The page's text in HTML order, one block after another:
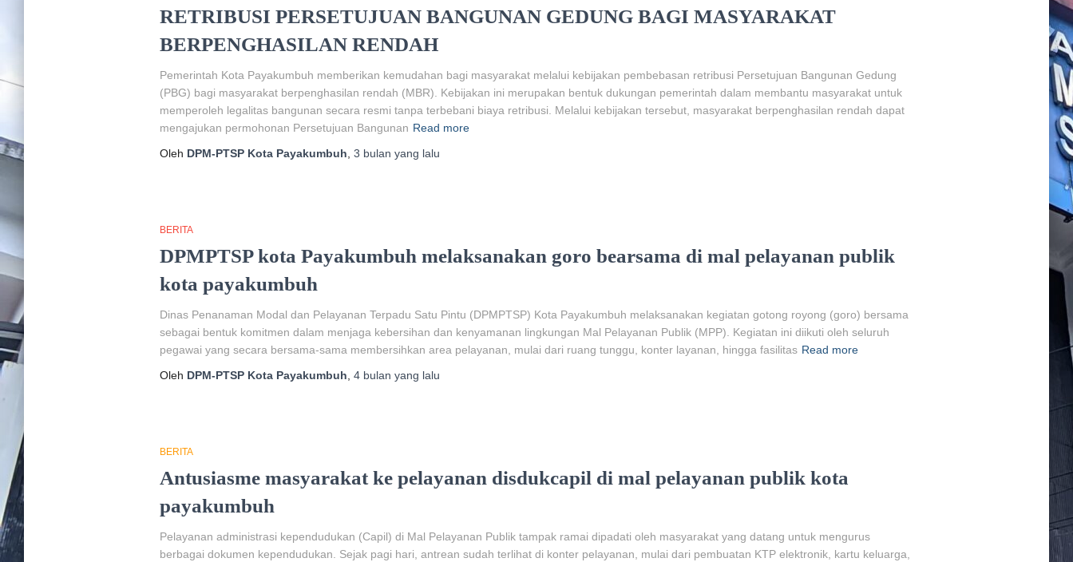
RETRIBUSI PERSETUJUAN BANGUNAN GEDUNG BAGI MASYARAKAT
BERPENGHASILAN RENDAH
Pemerintah Kota Payakumbuh memberikan kemudahan bagi masyarakat melalui kebijakan pembebasan retribusi Persetujuan Bangunan Gedung
(PBG) bagi masyarakat berpenghasilan rendah (MBR). Kebijakan ini merupakan bentuk dukungan pemerintah dalam membantu masyarakat untuk
memperoleh legalitas bangunan secara resmi tanpa terbebani biaya retribusi. Melalui kebijakan tersebut, masyarakat berpenghasilan rendah dapat
mengajukan permohonan Persetujuan Bangunan Read more
Oleh DPM-PTSP Kota Payakumbuh 3 bulan yang lalu
BERITA
DPMPTSP kota Payakumbuh melaksanakan goro bearsama di mal pelayanan publik
kota payakumbuh
Dinas Penanaman Modal dan Pelayanan Terpadu Satu Pintu (DPMPTSP) Kota Payakumbuh melaksanakan kegiatan gotong royong (goro) bersama
sebagai bentuk komitmen dalam menjaga kebersihan dan kenyamanan lingkungan Mal Pelayanan Publik (MPP). Kegiatan ini diikuti oleh seluruh
pegawai yang secara bersama-sama membersihkan area pelayanan, mulai dari ruang tunggu, konter layanan, hingga fasilitas Read more
Oleh DPM-PTSP Kota Payakumbuh 4 bulan yang lalu
BERITA
Antusiasme masyarakat ke pelayanan disdukcapil di mal pelayanan publik kota
payakumbuh
Pelayanan administrasi kependudukan (Capil) di Mal Pelayanan Publik tampak ramai dipadati oleh masyarakat yang datang untuk mengurus
berbagai dokumen kependudukan. Sejak pagi hari, antrean sudah terlihat di konter pelayanan, mulai dari pembuatan KTP elektronik, kartu keluarga,